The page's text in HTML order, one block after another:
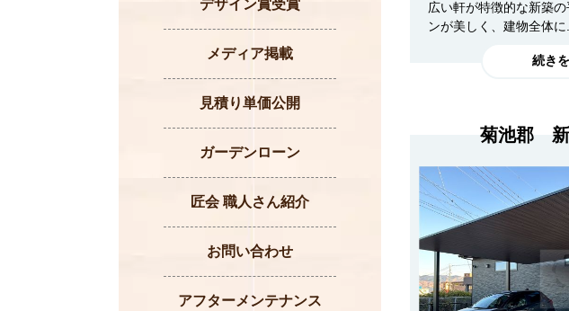
広い軒が特徴的な新築
ンが美しく、建物全体に...
続き
菊池郡 新
デザイン賞受賞
メディア掲載
見積り単価公開
ガーデンローン
匠会 職人さん紹介
お問い合わせ
アフターメンテナンス